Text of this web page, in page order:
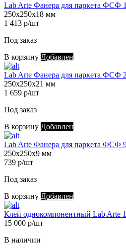
Lab Arte Фанера для паркета ФСФ
250х250х18 мм
1 413 р/шт
Под заказ
В корзину Добавлен
Lab Arte Фанера для паркета ФСФ
250х250х21 мм
1 659 р/шт
Под заказ
В корзину Добавлен
Lab Arte Фанера для паркета ФСФ
250х250х9 мм
739 р/шт
Под заказ
В корзину Добавлен
Клей однокомпонентный Lab Arte
15 000 р/шт
В наличии